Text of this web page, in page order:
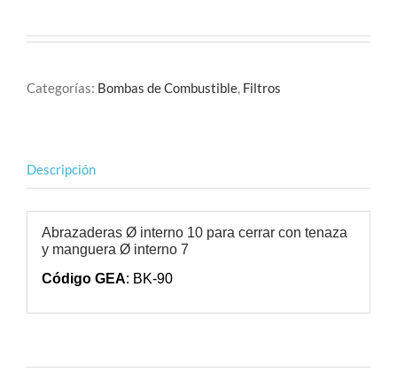
Categorías: Bombas de Combustible, Filtros
Descripción
Abrazaderas Ø interno 10 para cerrar con tenaza
y manguera Ø interno 7
Código GEA: BK-90